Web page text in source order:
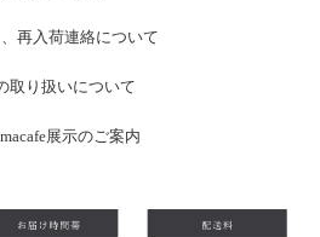
再入荷連絡について
取り扱いについて
展示のご案内